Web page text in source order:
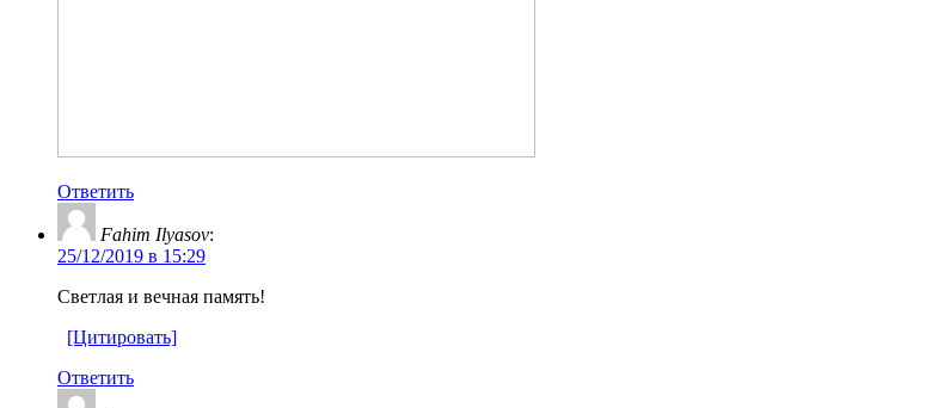
Ответить
Fahim Ilyasov:
25/12/2019 в 15:29
Светлая и вечная память!
[Цитировать]
Ответить